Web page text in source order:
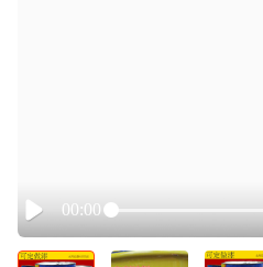
Play
00:00